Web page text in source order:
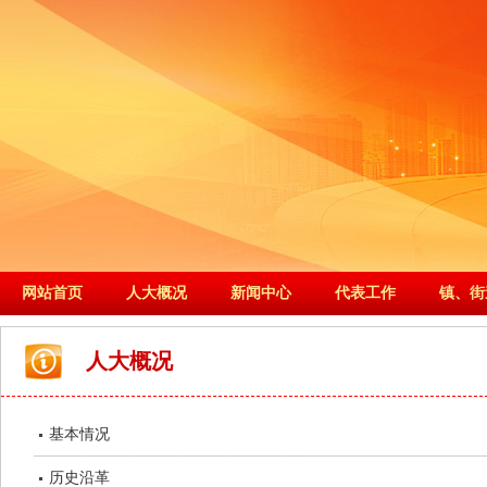
网站首页 人大概况 新闻中心 代表工作 镇、
人大概况
基本情况
历史沿革